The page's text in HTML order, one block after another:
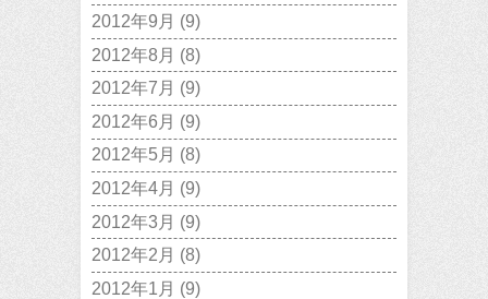
2012年9月 (9)
2012年8月 (8)
2012年7月 (9)
2012年6月 (9)
2012年5月 (8)
2012年4月 (9)
2012年3月 (9)
2012年2月 (8)
2012年1月 (9)